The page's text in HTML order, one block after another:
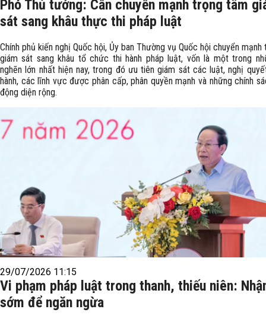
Phó Thủ tướng: Cần chuyển mạnh trọng tâm
sát sang khâu thực thi pháp luật
Chính phủ kiến nghị Quốc hội, Ủy ban Thường vụ Quốc hội chuyển
giám sát sang khâu tổ chức thi hành pháp luật, vốn là một trong
nghẽn lớn nhất hiện nay, trong đó ưu tiên giám sát các luật, nghị
hành, các lĩnh vực được phân cấp, phân quyền mạnh và những chính
động diện rộng.
29/07/2026 11:15
Vi phạm pháp luật trong thanh, thiếu niên:
sớm để ngăn ngừa